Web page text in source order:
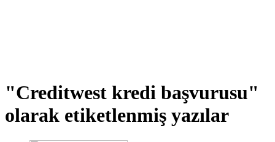
"Creditwest kredi başvurusu"
olarak etiketlenmiş yazılar